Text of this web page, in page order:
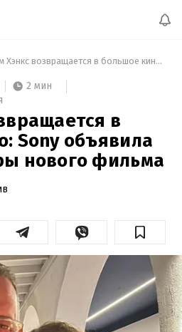
Том Хэнкс возвращается в большое кино: Sony объявила дату премьеры нового фильма
2 мин
в
Sony объявила
нового фильма